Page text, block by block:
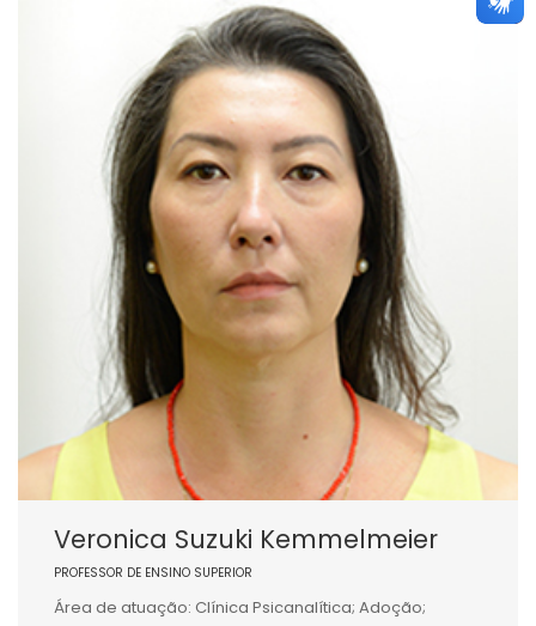
Veronica Suzuki Kemmelmeier
PROFESSOR DE ENSINO SUPERIOR
Área de atuação: Clínica Psicanalítica; Adoção;